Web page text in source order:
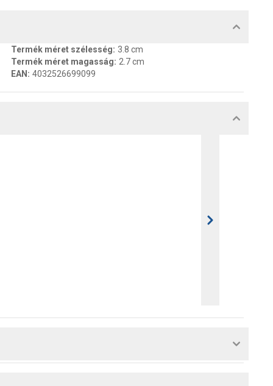
Termék méret szélesség: 3.8 cm
Termék méret magasság: 2.7 cm
EAN : 4032526699099